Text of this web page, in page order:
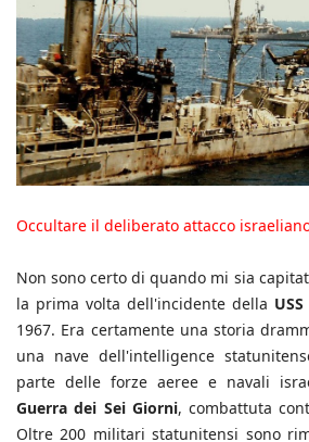
Occultare il deliberato attacco
Non sono certo di quando mi sia
la prima volta dell'incidente della
1967. Era certamente una storia
una nave dell'intelligence
parte delle forze aeree e navali
Guerra dei Sei Giorni, combattuta
Oltre 200 militari statunitensi sono